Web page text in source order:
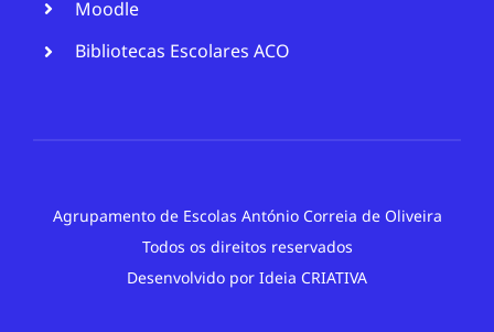
Moodle
Bibliotecas Escolares ACO
Agrupamento de Escolas António Correia de Oliveira
Todos os direitos reservados
Desenvolvido por Ideia CRIATIVA